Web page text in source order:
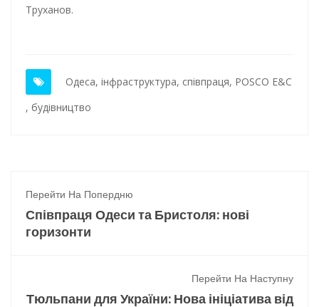
Труханов.
Одеса, інфраструктура, співпраця, POSCO E&C
, будівництво
Перейти На Попердню
Співпраця Одеси та Бристоля: нові
горизонти
Перейти На Наступну
Тюльпани для України: Нова ініціатива від